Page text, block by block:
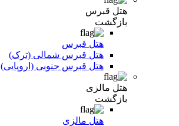
هتل قبرس
بازگشت
هتل قبرس
هتل قبرس شمالی (ترک)
هتل قبرس جنوبی (اروپایی)
هتل مالزی
بازگشت
هتل مالزی